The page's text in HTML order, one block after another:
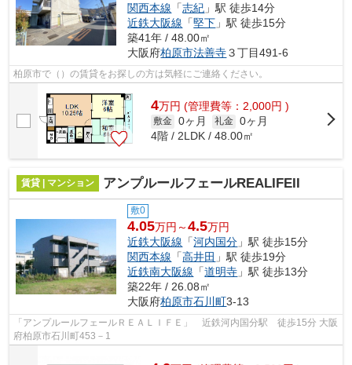
関西本線 「志紀 」駅 徒歩14分
近鉄大阪線 「堅下 」駅 徒歩15分
築41年 / 48.00㎡
大阪府柏原市法善寺３丁目491-6
柏原市で（）の賃貸をお探しの方は気軽にご連絡ください。
4万円 (管理費等：2,000円 )
敷金 0ヶ月 礼金 0ヶ月
4階 / 2LDK / 48.00㎡
賃貸 | マンション アンプルールフェールREALIFEII
敷0
4.05万円～4.5万円
近鉄大阪線 「河内国分 」駅 徒歩15分
関西本線 「高井田 」駅 徒歩19分
近鉄南大阪線 「道明寺 」駅 徒歩13分
築22年 / 26.08㎡
大阪府柏原市石川町3-13
「アンプルールフェールＲＥＡＬＩＦＥ」 近鉄河内国分駅 徒歩15分 大阪
府柏原市石川町453－1